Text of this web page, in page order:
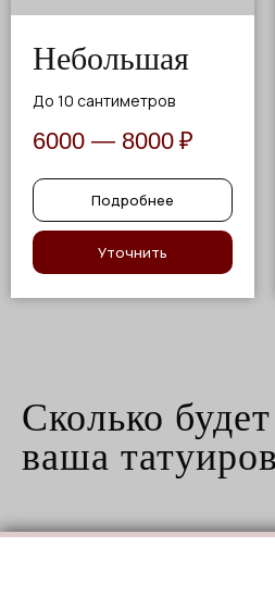
Небольшая
До 10 сантиметров
6000 — 8000 ₽
Подробнее
Уточнить
Сколько
ваша